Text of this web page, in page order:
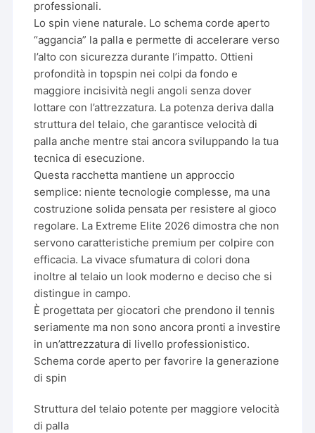
professionali.
Lo spin viene naturale. Lo schema corde aperto
“aggancia” la palla e permette di accelerare verso
l’alto con sicurezza durante l’impatto. Ottieni
profondità in topspin nei colpi da fondo e
maggiore incisività negli angoli senza dover
lottare con l’attrezzatura. La potenza deriva dalla
struttura del telaio, che garantisce velocità di
palla anche mentre stai ancora sviluppando la tua
tecnica di esecuzione.
Questa racchetta mantiene un approccio
semplice: niente tecnologie complesse, ma una
costruzione solida pensata per resistere al gioco
regolare. La Extreme Elite 2026 dimostra che non
servono caratteristiche premium per colpire con
efficacia. La vivace sfumatura di colori dona
inoltre al telaio un look moderno e deciso che si
distingue in campo.
È progettata per giocatori che prendono il tennis
seriamente ma non sono ancora pronti a investire
in un’attrezzatura di livello professionistico.
Schema corde aperto per favorire la generazione
di spin
Struttura del telaio potente per maggiore velocità
di palla